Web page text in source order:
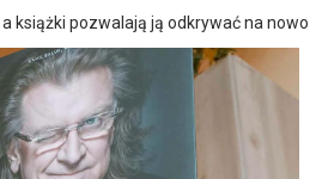
książki pozwalają ją odkrywać na nowo